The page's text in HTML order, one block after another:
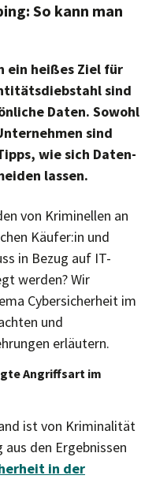
So kann man
ein heißes Ziel für
sind
Daten. Sowohl
sind
wie sich Daten-
lassen.
von Kriminellen an
Käufer:in und
in Bezug auf IT-
werden? Wir
Cybersicherheit im
und
erläutern.
Angriffsart im
ist von Kriminalität
den Ergebnissen
in der